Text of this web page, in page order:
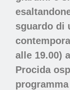
sguardo di
alle 19.00)
Procida